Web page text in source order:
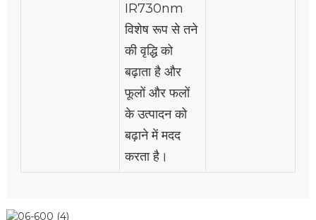
IR730nm
विशेष रूप से तने
की वृद्धि को
बढ़ाता है और
फूलों और फलों
के उत्पादन को
बढ़ाने में मदद
करता है।